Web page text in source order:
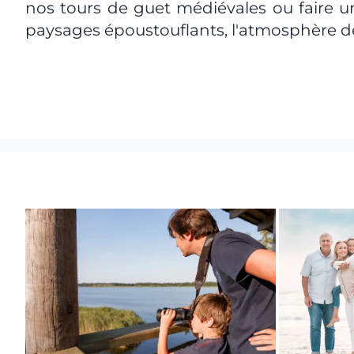
nos tours de guet médiévales ou faire
paysages époustouflants, l'atmosphère